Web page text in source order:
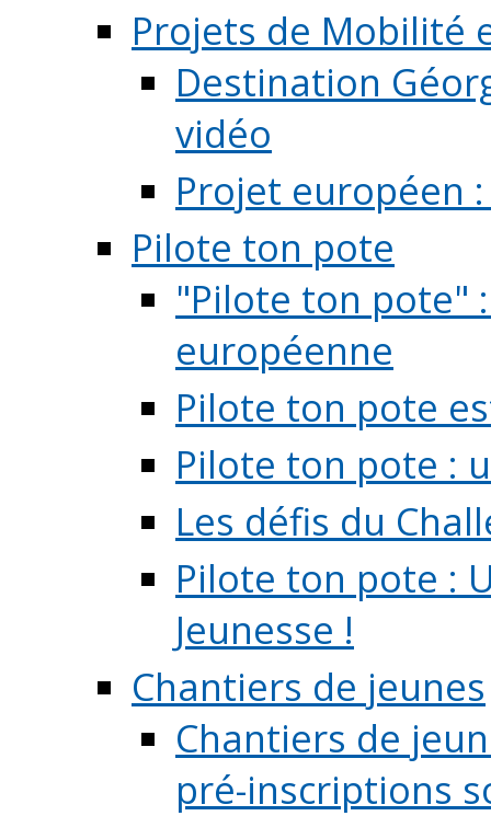
Projets de Mobilité
Destination
vidéo
Projet européen
Pilote ton pote
"Pilote ton pote"
européenne
Pilote ton pote
Pilote ton pote :
Les défis du
Pilote ton pote :
Jeunesse !
Chantiers de jeunes
Chantiers de
pré-inscriptions